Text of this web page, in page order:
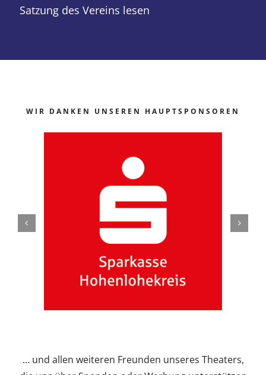
Satzung des Vereins lesen
WIR DANKEN UNSEREN HAUPTSPONSOREN
… und allen weiteren Freunden unseres Theaters,